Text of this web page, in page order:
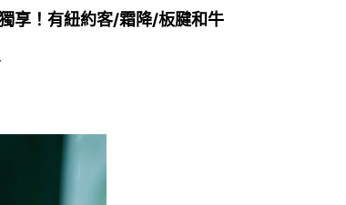
享！有紐約客/霜降/板腱和牛